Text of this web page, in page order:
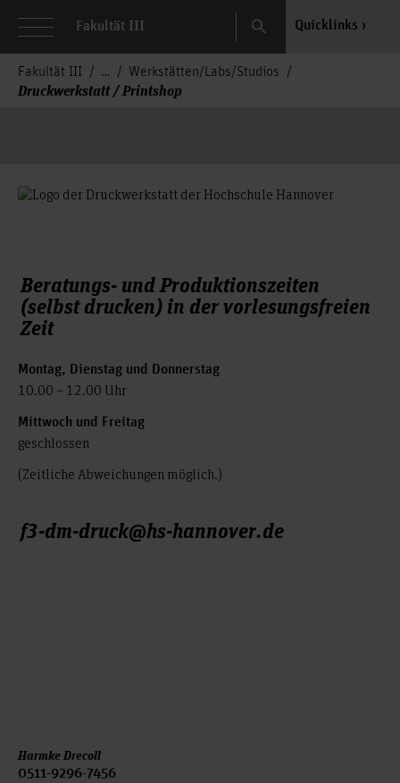
Fakultät III Search Quicklinks
Fakultät III Werkstätten/Labs/Studios
Druckwerkstatt / Printshop
Beratungs- und Produktionszeiten
(selbst drucken) in der vorlesungsfreien
Zeit
Montag, Dienstag und Donnerstag
10.00 – 12.00 Uhr
Mittwoch und Freitag
geschlossen
(Zeitliche Abweichungen möglich.)
f3-dm-druck@hs-hannover.de
Harmke Drecoll
0511-9296-7456